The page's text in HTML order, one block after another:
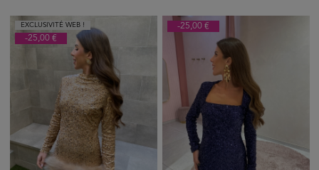
EXCLUSIVITÉ WEB !
-25,00 €
-25,00 €